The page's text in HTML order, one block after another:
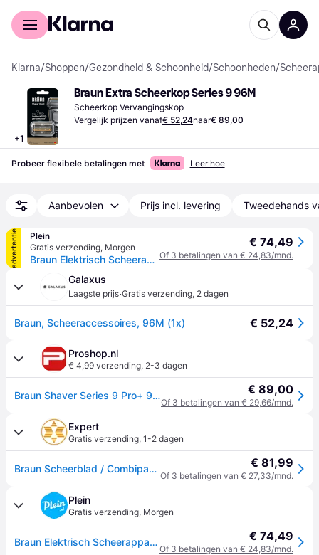
Voor shoppers
Klarna/Shoppen/Gezondheid & Schoonheid/Schoonheden/
+1
Braun Extra Scheerkop Series 9 96M
Scheerkop Vervangingskop
Vergelijk prijzen vanaf€ 52,24naar€ 89,00
Probeer flexibele betalingen met Leer hoe
Aanbevolen Prijs incl. levering Tweedehands
advertentie
Plein
Gratis verzending, Morgen
Braun Elektrisch Scheerapparaat Vervangingskop Series 9 Pro+ 96M
€ 74,49
Of 3 betalingen van € 24,83/mnd.
Galaxus
Laagste prijs·Gratis verzending, 2 dagen
Braun, Scheeraccessoires, 96M (1x) € 52,24
Proshop.nl
€ 4,99 verzending, 2-3 dagen
Braun Shaver Series 9 Pro+ 96M € 89,00
Of 3 betalingen van € 29,66/mnd.
Expert
Gratis verzending, 1-2 dagen
Braun Scheerblad / Combipack 96M Series 9 Pro+ Scheerhoofden Zilver € 81,99
Of 3 betalingen van € 27,33/mnd.
Plein
Gratis verzending, Morgen
Braun Elektrisch Scheerapparaat Vervangingskop Series 9 Pro+ 96M € 74,49
Of 3 betalingen van € 24,83/mnd.